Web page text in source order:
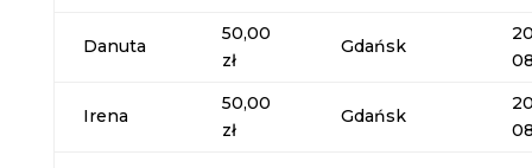
Danuta
50,00
zł
Gdańsk
Irena
50,00
zł
Gdańsk